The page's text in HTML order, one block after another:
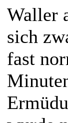
Waller
sich
fast